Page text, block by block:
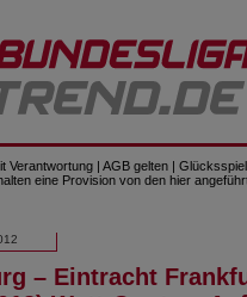
Verantwortung | AGB gelten |
eine Provision von den hier
– Eintracht